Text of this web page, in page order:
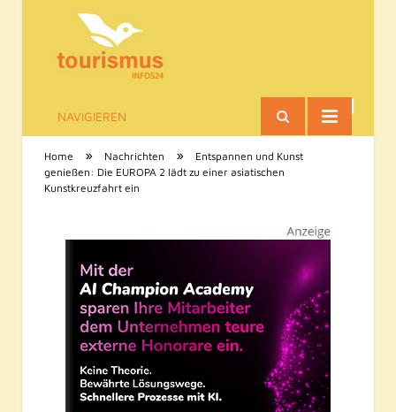
Tourismus-Infos
NAVIGIEREN
Home » Nachrichten »
Entspannen und Kunst
genießen: Die EUROPA 2 lädt zu einer asiatischen
Kunstkreuzfahrt ein